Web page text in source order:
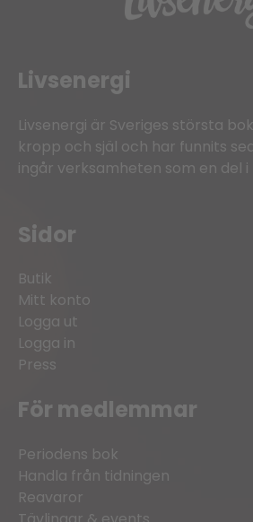
Livsenergi
Livsenergi är Sveriges största
kropp och själ och har funnits
ingår verksamheten som en del i
Sidor
Butik
Mitt konto
Logga ut
Logga in
Press
För medlemmar
Periodens bok
Handla från tidningen
Reavaror